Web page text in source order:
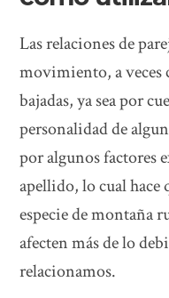
Las relaciones de
movimiento, a veces
bajadas, ya sea por
personalidad de
por algunos factores
apellido, lo cual hace
especie de montaña
afecten más de lo
relacionamos.